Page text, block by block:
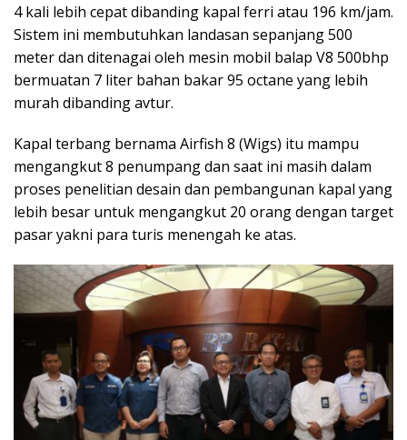
4 kali lebih cepat dibanding kapal ferri atau 196 km/jam.
Sistem ini membutuhkan landasan sepanjang 500
meter dan ditenagai oleh mesin mobil balap V8 500bhp
bermuatan 7 liter bahan bakar 95 octane yang lebih
murah dibanding avtur.
Kapal terbang bernama Airfish 8 (Wigs) itu mampu
mengangkut 8 penumpang dan saat ini masih dalam
proses penelitian desain dan pembangunan kapal yang
lebih besar untuk mengangkut 20 orang dengan target
pasar yakni para turis menengah ke atas.